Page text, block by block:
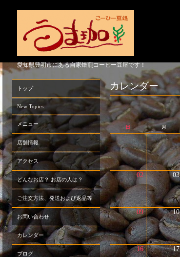
愛知県豊明市にある自家焙煎コーヒー豆屋です！
カレンダー
日 月
02 03
09 10
16 17
トップ
New Topics
メニュー
店舗情報
アクセス
どんなお店？ お店の人は？
ご注文方法、発送および返品等
お問い合わせ
カレンダー
ブログ